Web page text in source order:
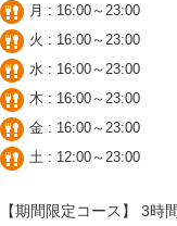
月 : 16:00～23:00
火 : 16:00～23:00
水 : 16:00～23:00
木 : 16:00～23:00
金 : 16:00～23:00
土 : 12:00～23:00
【期間限定コース】 3時